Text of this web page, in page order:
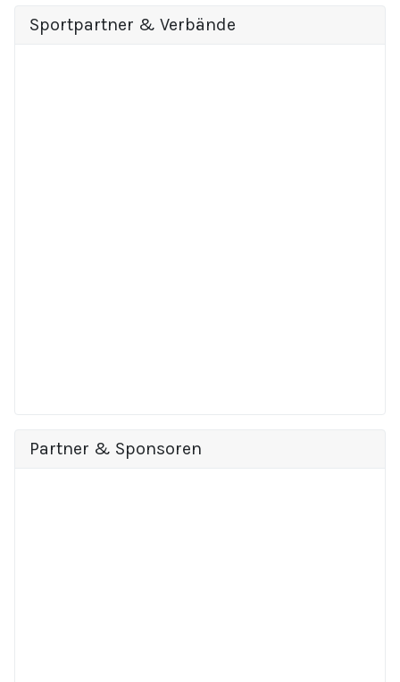
Sportpartner & Verbände
Partner & Sponsoren